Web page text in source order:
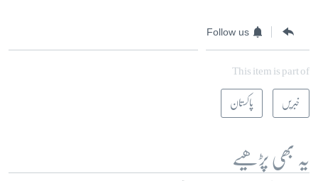
Follow us
This item is part of
خبریں پاکستان
یہ بھی پڑھیے